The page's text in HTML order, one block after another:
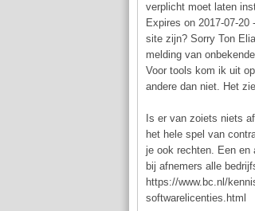
verplicht moet laten
Expires on 2017-07-
site zijn? Sorry Ton
melding van
Voor tools kom ik uit
andere dan niet. Het
Is er van zoiets niets
het hele spel van
je ook rechten. Een en
bij afnemers alle
https://www.bc.nl/
softwarelicenties.html